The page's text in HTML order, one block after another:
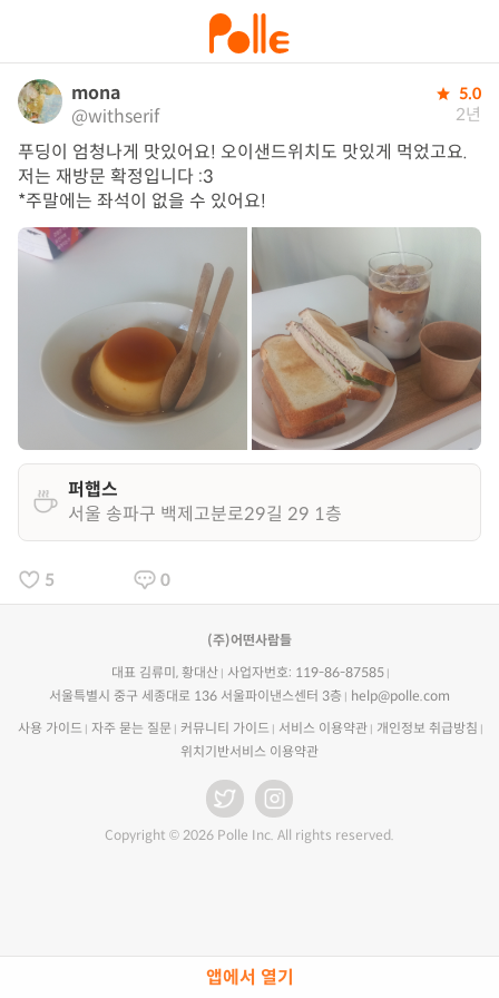
앱에서 열기
mona
@withserif
5.0
2년
푸딩이 엄청나게 맛있어요! 오이샌드위치도 맛있게 먹었고요.
저는 재방문 확정입니다 :3
*주말에는 좌석이 없을 수 있어요!
퍼햅스
서울 송파구 백제고분로29길 29 1층
5 0
(주)어떤사람들
대표 김류미, 황대산
사업자번호: 119-86-87585
서울특별시 중구 세종대로 136 서울파이낸스센터 3층
help@polle.com
사용 가이드 자주 묻는 질문 커뮤니티 가이드 서비스 이용약관
개인정보 취급방침
위치기반서비스 이용약관
Copyright © 2026 Polle Inc. All rights reserved.